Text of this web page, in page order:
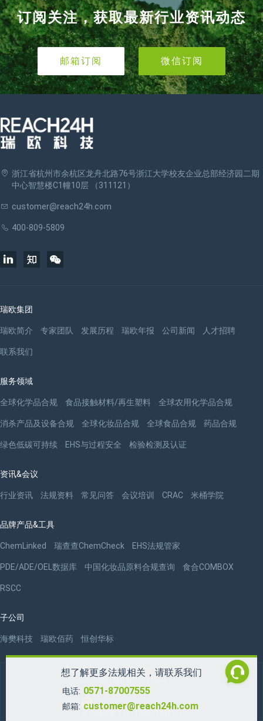
想了解更多法规相关，请联系我们
电话: 0571-87007555
邮箱: customer@reach24h.com
订阅关注，获取最新行业资讯动态
邮箱订阅 微信订阅
浙江省杭州市余杭区龙舟北路76号浙江大学校友企业总部经济园二期
中心智慧楼C1幢10层 （311121）
customer@reach24h.com
400-809-5809
瑞欧集团
瑞欧简介 专家团队 发展历程 瑞欧年报 公司新闻 人才招聘
联系我们
服务领域
全球化学品合规 食品接触材料/再生塑料 全球农用化学品合规
消杀产品及设备合规 全球化妆品合规 全球食品合规 药品合规
绿色低碳可持续 EHS与过程安全 检验检测及认证
资讯&会议
行业资讯 法规资料 常见问答 会议培训 CRAC 米桶学院
品牌产品&工具
ChemLinked 瑞查查ChemCheck EHS法规管家
PDE/ADE/OEL数据库 中国化妆品原料合规查询 食合COMBOX
RSCC
子公司
海樊科技 瑞欧佰药 恒创华标
版权 ©2009-2026 杭州瑞欧科技有限公司
浙公网安备 33011002014301号